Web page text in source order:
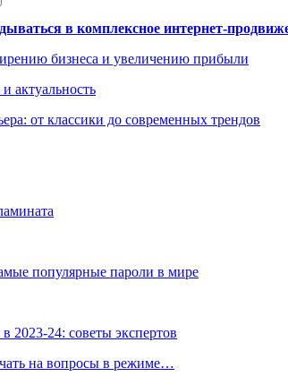
в комплексное интернет-
бизнеса и увеличению прибыли
актуальность
от классики до современных трендов
популярные пароли в мире
2023-24: советы экспертов
на вопросы в режиме…